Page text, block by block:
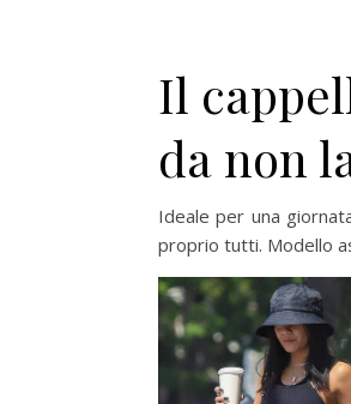
Il
da non
Ideale per una
proprio tutti. Modello